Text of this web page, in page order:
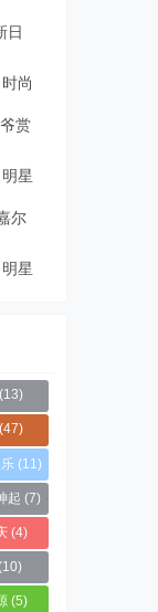
日
时尚
赏
明星
尔
明星
(11)
起 (7)
(4)
(5)